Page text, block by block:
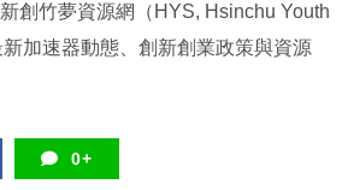
創竹夢資源網（HYS, Hsinchu Youth
加速器動態、創新創業政策與資源
0+